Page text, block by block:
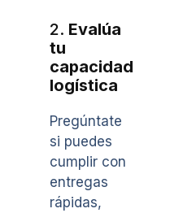
2. Evalúa
tu
capacidad
logística
Pregúntate
si puedes
cumplir con
entregas
rápidas,